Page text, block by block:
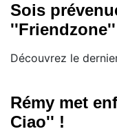
Sois
Découvrez le
Rémy met
Ciao'' !